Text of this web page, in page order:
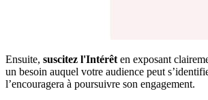
Ensuite, suscitez l'Intérêt en exposant
un besoin auquel votre audience peut
l’encouragera à poursuivre son engagement.